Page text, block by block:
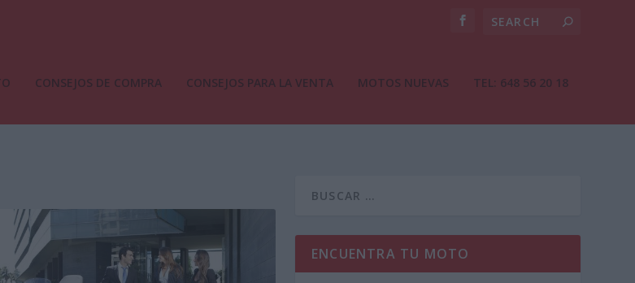
CONSEJOS DE COMPRA CONSEJOS PARA LA VENTA MOTOS NUEVAS TEL: 648 56 20 18
ENCUENTRA TU MOTO